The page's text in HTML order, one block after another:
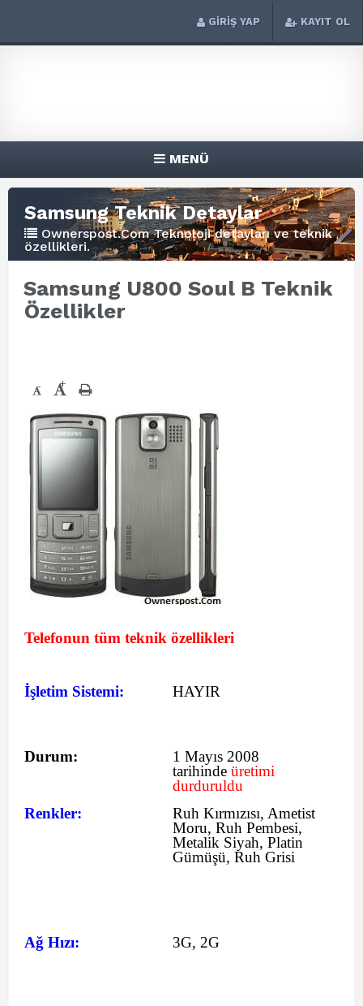
GİRİŞ YAP KAYIT OL
MENÜ
Samsung Teknik Detaylar
Ownerspost.Com Teknoloji detayları ve teknik
özellikleri.
Samsung U800 Soul B Teknik
Özellikler
- +
Telefonun tüm teknik özellikleri
İşletim Sistemi: HAYIR
Durum:
1 Mayıs 2008
tarihinde üretimi
durduruldu
Renkler:
Ruh Kırmızısı, Ametist
Moru, Ruh Pembesi,
Metalik Siyah, Platin
Gümüşü, Ruh Grisi
Ağ Hızı: 3G, 2G